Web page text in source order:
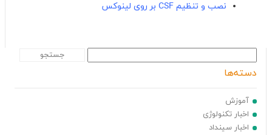
نصب و تنظیم CSF بر روی لینوکس
دسته‌ها
آموزش
اخبار تکنولوژی
اخبار سینداد